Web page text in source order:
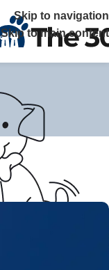
Skip to navigation
Skip to main content
The 30 بتوفر زيارات منزلية علي مدار 24 ساعة ويصلك الطبيب خلال ساعة في القاهرة والجيزة اتصل بنا